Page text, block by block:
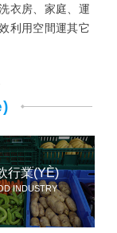
、家庭、運
效利用空間運其它
行業(YÈ)
INDUSTRY